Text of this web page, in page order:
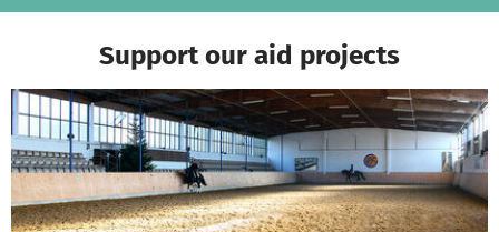
Support our aid projects